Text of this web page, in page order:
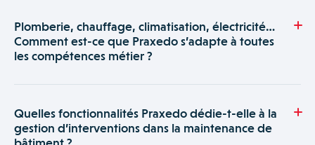
pour l’entretien de l’habitat privé comme collectif, destinée
aux prestataires techniques (plombiers, électriciens,
chauffagistes, climaticiens, couvreurs…) et à leurs clients ou
Plomberie, chauffage, climatisation, électricité…
Comment est-ce que Praxedo s’adapte à toutes
les compétences métier ?
totalement à toutes les interventions d’entretien de l’habitat,
en personnalisant ses formulaires d’intervention pour
chaque activité.
Quelles fonctionnalités Praxedo dédie-t-elle à la
gestion d’interventions dans la maintenance de